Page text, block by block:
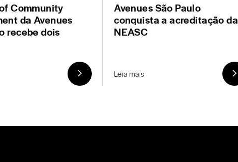
Community
da Avenues
recebe dois
Avenues São Paulo
conquista a acreditação da
NEASC
Leia mais